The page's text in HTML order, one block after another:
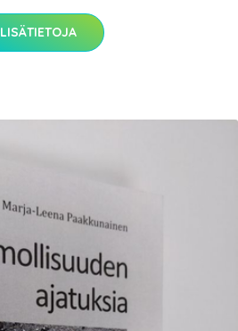
LISÄTIETOJA